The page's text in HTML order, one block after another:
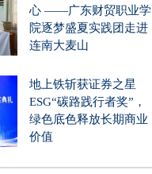
心 ——广东财贸职业学
院逐梦盛夏实践团走进
连南大麦山
地上铁斩获证券之星
ESG“碳路践行者奖”，
绿色底色释放长期商业
价值